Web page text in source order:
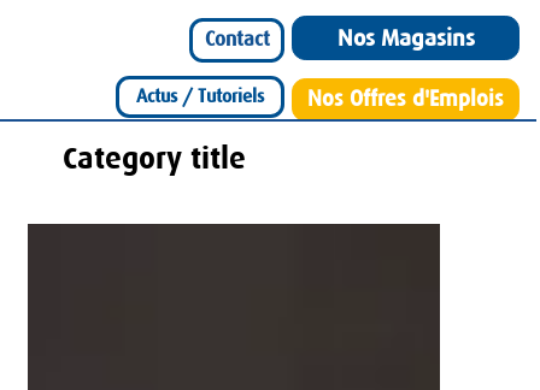
Nos Magasins
Actus / Tutoriels Nos Offres d'Emplois
Contact
Category title